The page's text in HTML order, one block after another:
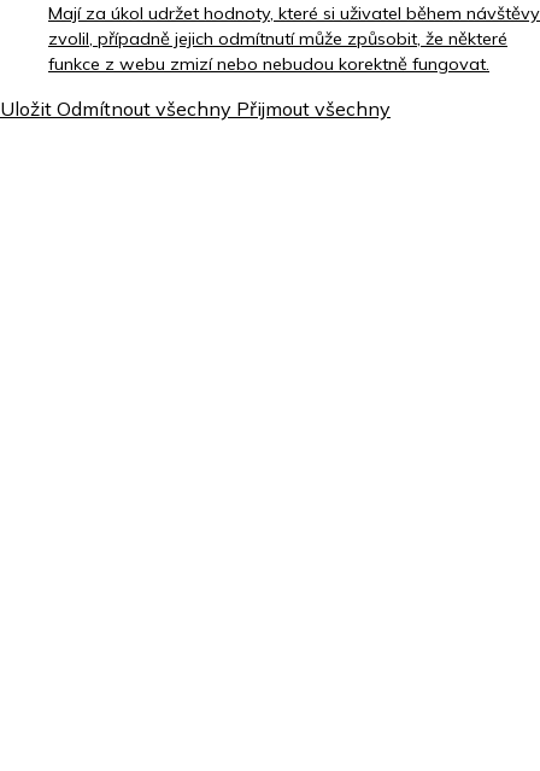
Mají za úkol udržet hodnoty, které si uživatel během návštěvy
zvolil, případně jejich odmítnutí může způsobit, že některé
funkce z webu zmizí nebo nebudou korektně fungovat.
Uložit Odmítnout všechny Přijmout všechny